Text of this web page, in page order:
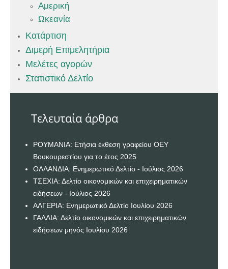
Αμερική
Ωκεανία
Κατάρτιση
Διμερή Επιμελητήρια
Μελέτες αγορών
Στατιστικό Δελτίο
Τελευταία άρθρα
ΡΟΥΜΑΝΙΑ: Ετήσια έκθεση γραφείου ΟΕΥ
Βουκουρεστίου για το έτος 2025
ΟΛΛΑΝΔΙΑ: Ενημερωτικό Δελτίο - Ιούλιος 2026
ΤΣΕΧΙΑ: Δελτίο οικονομικών και επιχειρηματικών
ειδήσεων - Ιούλιος 2026
ΑΛΓΕΡΙΑ: Ενημερωτικό Δελτίο Ιουλίου 2026
ΓΑΛΛΙΑ: Δελτίο οικονομικών και επιχειρηματικών
ειδήσεων μηνός Ιουλίου 2026